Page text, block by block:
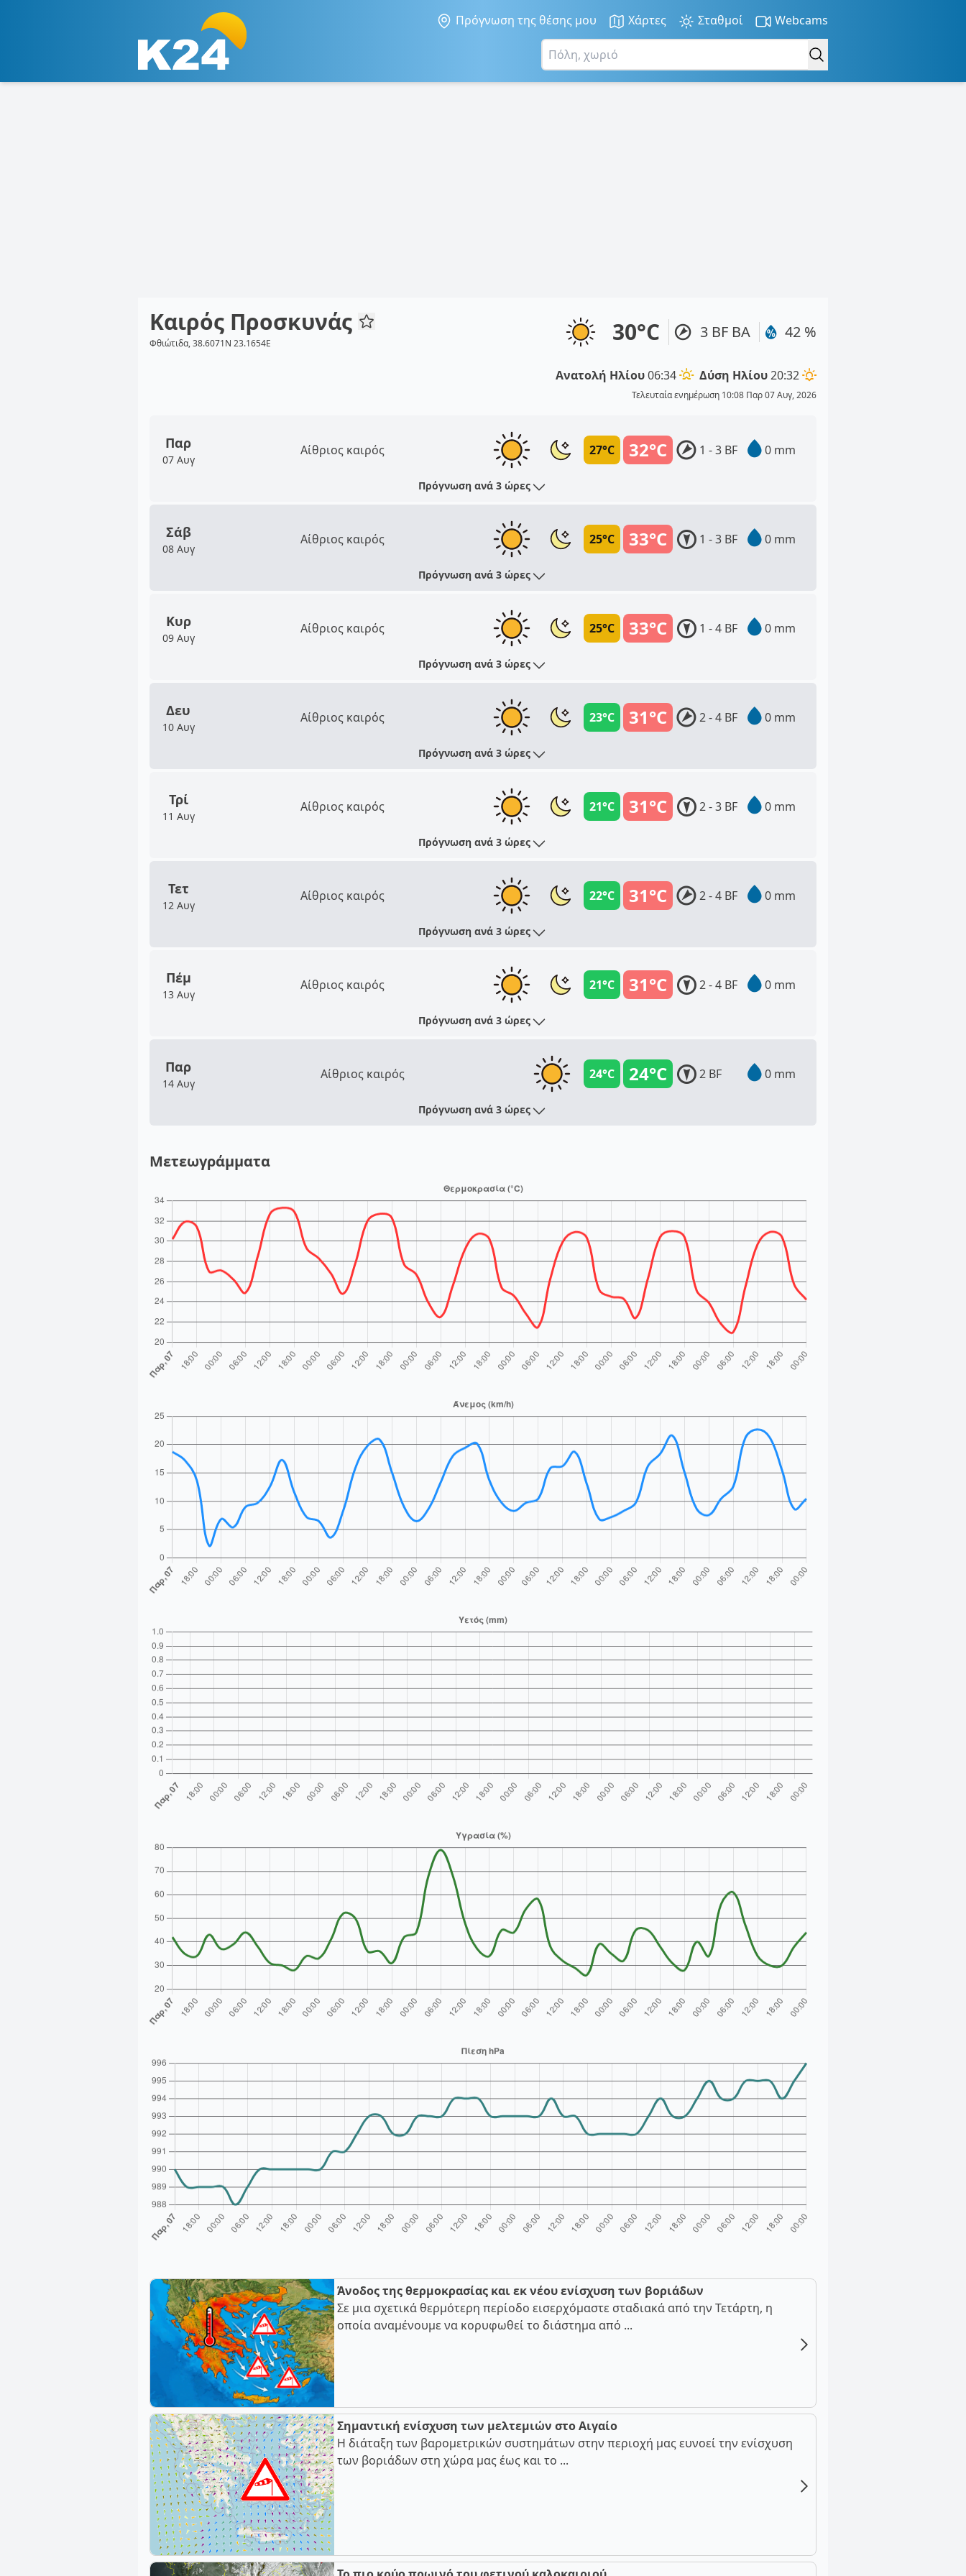
Πρόγνωση της θέσης μου Χάρτες Σταθμοί Webcams
Καιρός Προσκυνάς
Φθιώτιδα, 38.6071N 23.1654E 30°C 3 BF ΒΑ 42 %
Ανατολή Ηλίου06:34 Δύση Ηλίου20:32
Τελευταία ενημέρωση 10:08 Παρ 07 Αυγ, 2026
Παρ
07 Αυγ
Αίθριος καιρός 32°C
27°C 1 - 3 BF 0 mm
Πρόγνωση ανά 3 ώρες
Σάβ
08 Αυγ
Αίθριος καιρός 33°C
25°C 1 - 3 BF 0 mm
Πρόγνωση ανά 3 ώρες
Κυρ
09 Αυγ
Αίθριος καιρός 33°C
25°C 1 - 4 BF 0 mm
Πρόγνωση ανά 3 ώρες
Δευ
10 Αυγ
Αίθριος καιρός 31°C
23°C 2 - 4 BF 0 mm
Πρόγνωση ανά 3 ώρες
Τρί
11 Αυγ
Αίθριος καιρός 31°C
21°C 2 - 3 BF 0 mm
Πρόγνωση ανά 3 ώρες
Τετ
12 Αυγ
Αίθριος καιρός 31°C
22°C 2 - 4 BF 0 mm
Πρόγνωση ανά 3 ώρες
Πέμ
13 Αυγ
Αίθριος καιρός 31°C
21°C 2 - 4 BF 0 mm
Πρόγνωση ανά 3 ώρες
Παρ
14 Αυγ
Αίθριος καιρός 24°C
24°C 2 BF 0 mm
Πρόγνωση ανά 3 ώρες
Μετεωγράμματα
Άνοδος της θερμοκρασίας και εκ νέου ενίσχυση των βοριάδων
Σε μια σχετικά θερμότερη περίοδο εισερχόμαστε σταδιακά από την Τετάρτη, η
οποία αναμένουμε να κορυφωθεί το διάστημα από ...
Σημαντική ενίσχυση των μελτεμιών στο Αιγαίο
Η διάταξη των βαρομετρικών συστημάτων στην περιοχή μας ευνοεί την ενίσχυση
των βοριάδων στη χώρα μας έως και το ...